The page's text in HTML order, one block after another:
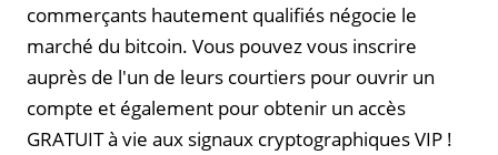
commerçants hautement qualifiés négocie le
marché du bitcoin. Vous pouvez vous inscrire
auprès de l'un de leurs courtiers pour ouvrir un
compte et également pour obtenir un accès
GRATUIT à vie aux signaux cryptographiques VIP !